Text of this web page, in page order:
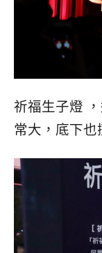
祈福生子燈
常大，底下也